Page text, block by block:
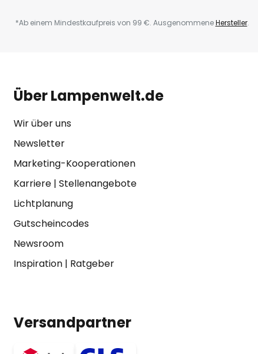
*Ab einem Mindestkaufpreis von 99 €. AusgenommeneHersteller.
Über Lampenwelt.de
Wir über uns
Newsletter
Marketing-Kooperationen
Karriere| Stellenangebote
Lichtplanung
Gutscheincodes
Newsroom
Inspiration| Ratgeber
Versandpartner